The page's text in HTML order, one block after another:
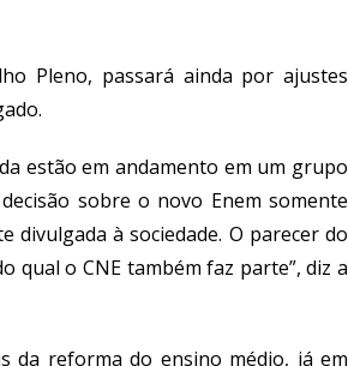
Pleno, passará ainda por ajustes
estão em andamento em um grupo
sobre o novo Enem somente
divulgada à sociedade. O parecer do
qual o CNE também faz parte”, diz a
da reforma do ensino médio, já em